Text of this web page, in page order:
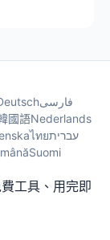
فارسی
國語Nederlands
ไทยעברית
Suomi
工具、用完即